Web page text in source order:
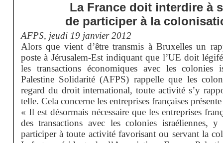
La France doit interdire à
de participer à la
AFPS, jeudi 19 janvier 2012
Alors que vient d’être transmis à Bruxelles un
poste à Jérusalem-Est indiquant que l’UE doit
les transactions économiques avec les colonies
Palestine Solidarité (AFPS) rappelle que les
regard du droit international, toute activité s’y
telle. Cela concerne les entreprises françaises
« Il est désormais nécessaire que les entreprises
des transactions avec les colonies israéliennes,
participer à toute activité favorisant ou servant la